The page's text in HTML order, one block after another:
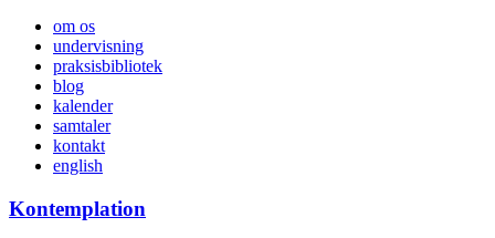
om os
undervisning
praksisbibliotek
blog
kalender
samtaler
kontakt
english
Kontemplation